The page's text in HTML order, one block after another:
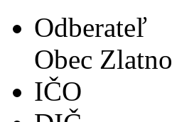
Odberateľ
Obec Zlatno
IČO